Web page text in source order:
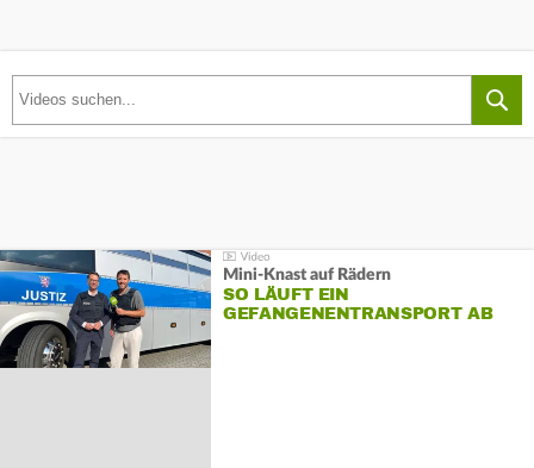
Mini-Knast auf Rädern
SO LÄUFT EIN
GEFANGENENTRANSPORT AB